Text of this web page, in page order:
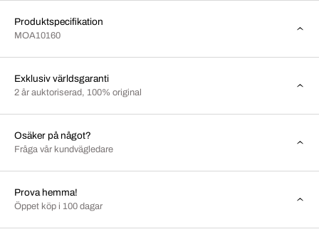
Produktspecifikation
MOA10160
Exklusiv världsgaranti
2 år auktoriserad, 100% original
Osäker på något?
Fråga vår kundvägledare
Prova hemma!
Öppet köp i 100 dagar